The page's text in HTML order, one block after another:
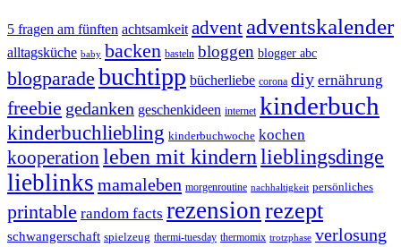
5 fragen am fünften achtsamkeit advent adventskalender
alltagsküche baby backen basteln bloggen blogger abc
blogparade buchtipp bücherliebe corona diy ernährung
freebie gedanken geschenkideen internet kinderbuch
kinderbuchliebling kinderbuchwoche kochen
kooperation leben mit kindernlieblingsdinge
lieblinks mamaleben morgenroutine nachhaltigkeit persönliches
printable random facts rezensionrezept
schwangerschaft spielzeug thermi-tuesday thermomix trotzphase verlosung